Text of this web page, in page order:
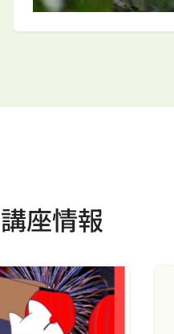
座情報